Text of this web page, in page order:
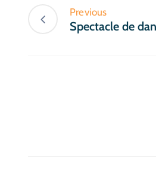
Previous
Spectacle de